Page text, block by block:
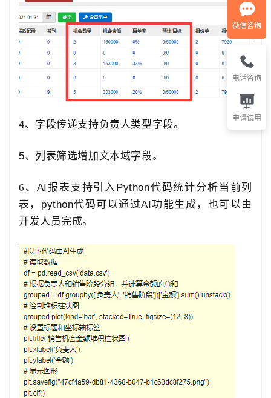
4、 字段传递支持负责人类型字段。
5、 列表筛选增加文本域字段。
6、 AI报表支持引入Python代码统计分析当前列
表， python代码可以通过AI功能生成，也可以由
开发人员完成。
微信咨询
电话咨询
申请试用